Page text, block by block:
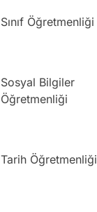
Sınıf Öğretmenliği
Sosyal Bilgiler
Öğretmenliği
Tarih Öğretmenliği